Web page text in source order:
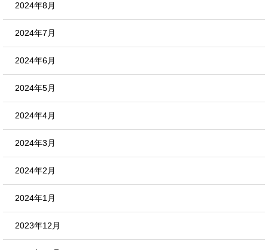
2024年8月
2024年7月
2024年6月
2024年5月
2024年4月
2024年3月
2024年2月
2024年1月
2023年12月